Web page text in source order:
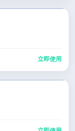
立即使用